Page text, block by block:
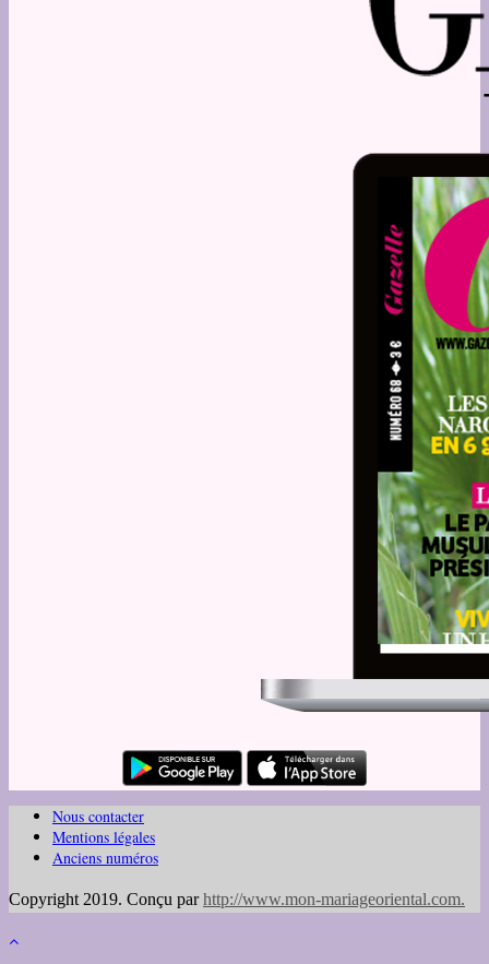
Nous contacter
Mentions légales
Anciens numéros
Copyright 2019. Conçu parhttp://www.mon-mariageoriental.com.